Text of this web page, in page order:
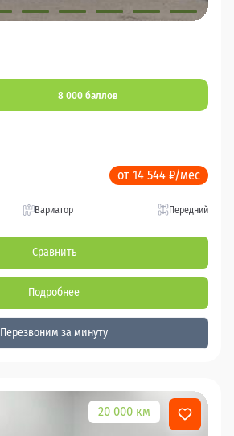
8 000 баллов
от 14 544 ₽/мес
Вариатор Передний
Сравнить
Подробнее
Перезвоним за минуту
20 000 км